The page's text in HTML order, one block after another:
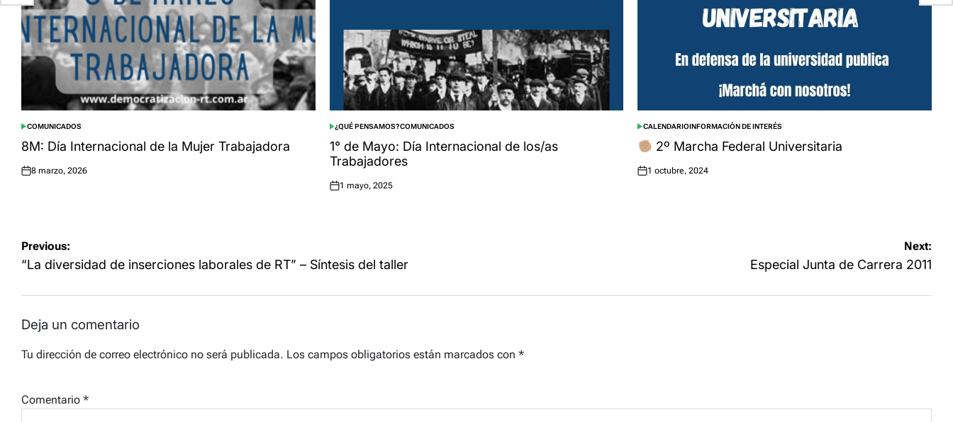
POSTED
IN
COMUNICADOS
8M: Día Internacional de la Mujer Trabajadora
Posted
8 marzo, 2026
POSTED
IN
¿QUÉ PENSAMOS?COMUNICADOS
1° de Mayo: Día Internacional de los/as
Trabajadores
Posted
1 mayo, 2025
POSTED
IN
CALENDARIOINFORMACIÓN DE INTERÉS
2º Marcha Federal Universitaria
Posted
1 octubre, 2024
Navegación
de
Previous:
“La diversidad de inserciones laborales de RT” – Síntesis del taller
Next:
Especial Junta de Carrera 2011
Deja un comentario
Tu dirección de correo electrónico no será publicada. Los campos obligatorios están marcados con *
Comentario *